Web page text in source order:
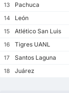
13
Pachuca
14
León
15
Atlético San Luis
16
Tigres UANL
17
Santos Laguna
18
Juárez